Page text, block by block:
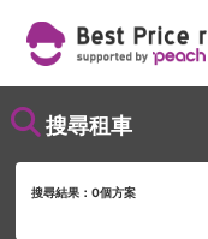
搜尋租車
搜尋結果：0個方案